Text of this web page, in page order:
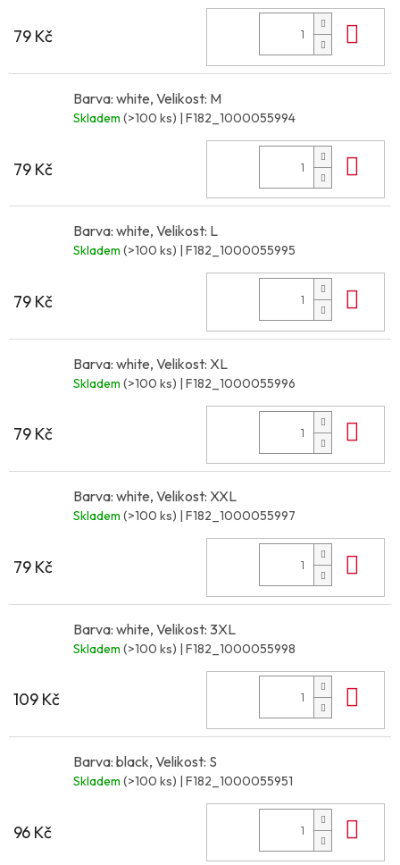
79 Kč
Barva: white, Velikost: M
Skladem (>100 ks) | F182_1000055994
79 Kč
Barva: white, Velikost: L
Skladem (>100 ks) | F182_1000055995
79 Kč
Barva: white, Velikost: XL
Skladem (>100 ks) | F182_1000055996
79 Kč
Barva: white, Velikost: XXL
Skladem (>100 ks) | F182_1000055997
79 Kč
Barva: white, Velikost: 3XL
Skladem (>100 ks) | F182_1000055998
109 Kč
Barva: black, Velikost: S
Skladem (>100 ks) | F182_1000055951
96 Kč